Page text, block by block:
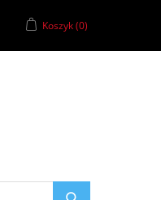
Koszyk(0)